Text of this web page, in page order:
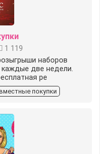
1 119
наборов
две недели.
ре
покупки